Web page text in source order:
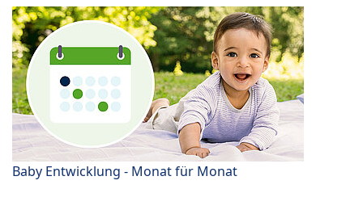
Baby Entwicklung - Monat für Monat